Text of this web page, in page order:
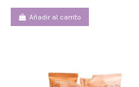
Añadir al carrito